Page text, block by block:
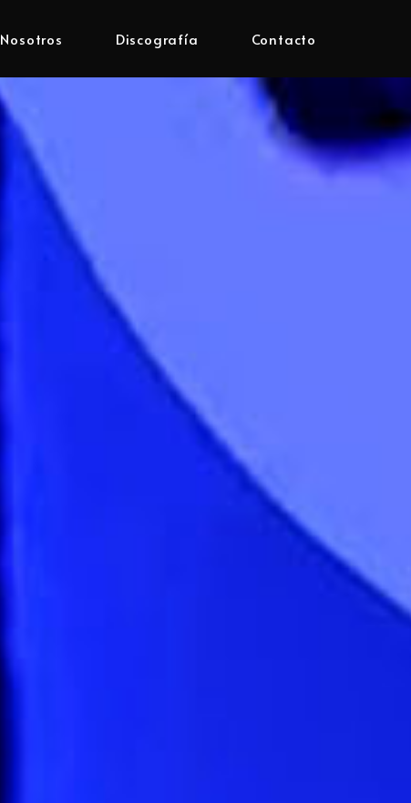
Nosotros Discografía Contacto